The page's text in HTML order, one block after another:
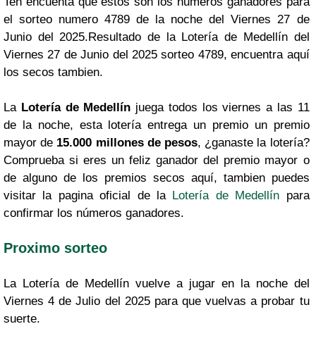
el sorteo numero 4789 de la noche del Viernes 27 de
Junio del 2025.Resultado de la Lotería de Medellín del
Viernes 27 de Junio del 2025 sorteo 4789, encuentra aquí
los secos tambien.
La Lotería de Medellín juega todos los viernes a las 11
de la noche, esta lotería entrega un premio un premio
mayor de 15.000 millones de pesos, ¿ganaste la lotería?
Comprueba si eres un feliz ganador del premio mayor o
de alguno de los premios secos aquí, tambien puedes
visitar la pagina oficial de la Lotería de Medellín para
confirmar los números ganadores.
Proximo sorteo
La Lotería de Medellín vuelve a jugar en la noche del
Viernes 4 de Julio del 2025 para que vuelvas a probar tu
suerte.